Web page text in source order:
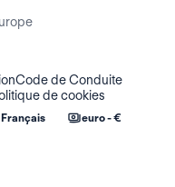
Code de Conduite
de cookies
Français euro - €